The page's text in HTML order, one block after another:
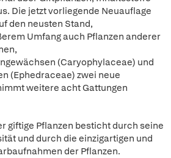
Die jetzt vorliegende Neuauflage
den neusten Stand,
Umfang auch Pflanzen anderer
(Caryophylaceae) und
(Ephedraceae) zwei neue
weitere acht Gattungen
giftige Pflanzen besticht durch seine
und durch die einzigartigen und
der Pflanzen.